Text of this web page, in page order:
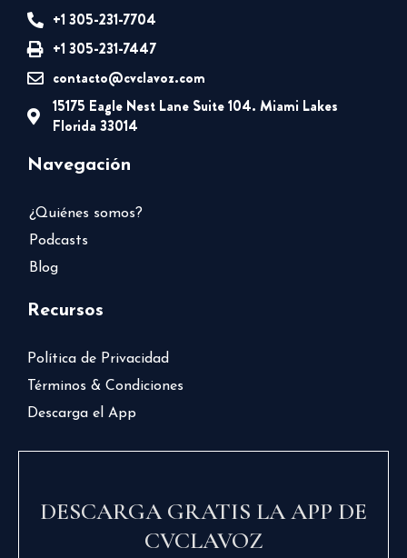
+1 305-231-7704
+1 305-231-7447
contacto@cvclavoz.com
15175 Eagle Nest Lane Suite 104. Miami Lakes
Florida 33014
Navegación
¿Quiénes somos?
Podcasts
Blog
Recursos
Política de Privacidad
Términos & Condiciones
Descarga el App
DESCARGA GRATIS LA APP DE
CVCLAVOZ